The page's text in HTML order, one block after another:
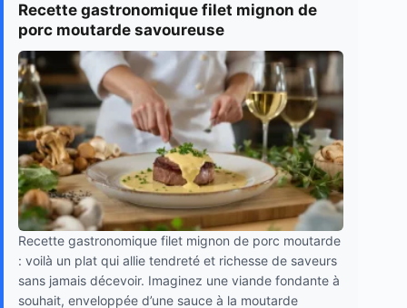
Recette gastronomique filet mignon de
porc moutarde savoureuse
Recette gastronomique filet mignon de porc moutarde
: voilà un plat qui allie tendreté et richesse de saveurs
sans jamais décevoir. Imaginez une viande fondante à
souhait, enveloppée d’une sauce à la moutarde